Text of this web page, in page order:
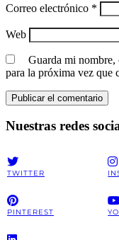
Correo electrónico *
Web
Guarda mi nombre,
para la próxima vez que
Nuestras redes
TWITTER
PINTEREST